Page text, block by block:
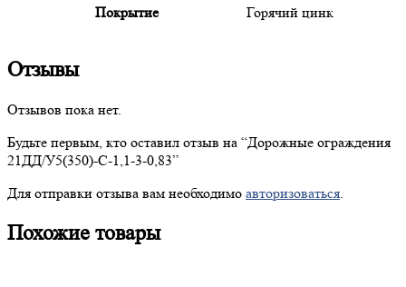
Покрытие Горячий цинк
Отзывы
Отзывов пока нет.
Будьте первым, кто оставил отзыв на “Дорожные ограждения
21ДД/У5(350)-С-1,1-3-0,83”
Для отправки отзыва вам необходимо авторизоваться
Похожие товары